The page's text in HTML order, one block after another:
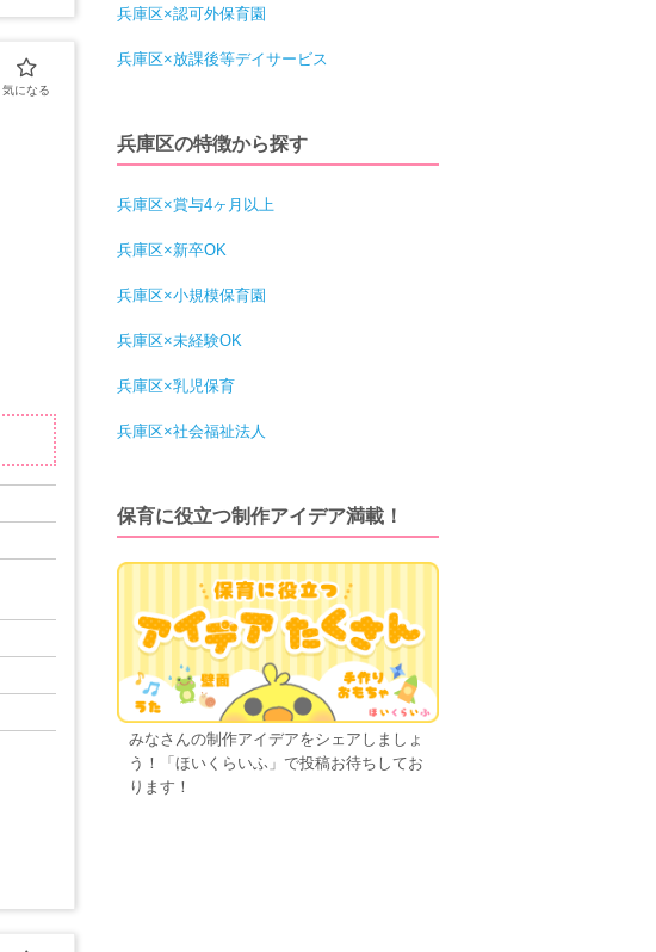
兵庫区×認可外保育園
兵庫区×放課後等デイサービス
兵庫区の特徴から探す
兵庫区×賞与4ヶ月以上
兵庫区×新卒OK
兵庫区×小規模保育園
兵庫区×未経験OK
兵庫区×乳児保育
兵庫区×社会福祉法人
保育に役立つ制作アイデア満載！
みなさんの制作アイデアをシェアしましょ
う！「ほいくらいふ」で投稿お待ちしてお
ります！